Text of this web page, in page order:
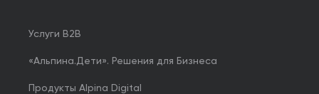
Услуги B2B
«Альпина.Дети». Решения для Бизнеса
Продукты Alpina Digital